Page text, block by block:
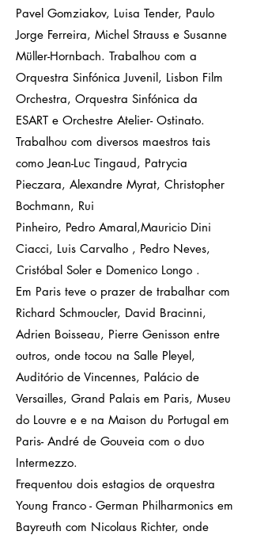
Pavel Gomziakov, Luisa Tender, Paulo
Jorge Ferreira, Michel Strauss e Susanne
Müller-Hornbach. Trabalhou com a
Orquestra Sinfónica Juvenil, Lisbon Film
Orchestra, Orquestra Sinfónica da
ESART e Orchestre Atelier- Ostinato.
Trabalhou com diversos maestros tais
como Jean-Luc Tingaud, Patrycia
Pieczara, Alexandre Myrat, Christopher
Bochmann, Rui
Pinheiro, Pedro Amaral,Mauricio Dini
Ciacci, Luis Carvalho , Pedro Neves,
Cristóbal Soler e Domenico Longo .
Em Paris teve o prazer de trabalhar com
Richard Schmoucler, David Bracinni,
Adrien Boisseau, Pierre Genisson entre
outros, onde tocou na Salle Pleyel,
Auditório de Vincennes, Palácio de
Versailles, Grand Palais em Paris, Museu
do Louvre e e na Maison du Portugal em
Paris- André de Gouveia com o duo
Intermezzo.
Frequentou dois estagios de orquestra
Young Franco - German Philharmonics em
Bayreuth com Nicolaus Richter, onde